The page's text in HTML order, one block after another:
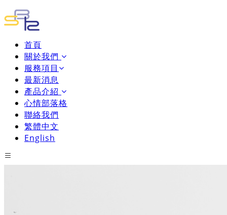
首頁
關於我們
服務項目
最新消息
產品介紹
心情部落格
聯絡我們
繁體中文
English